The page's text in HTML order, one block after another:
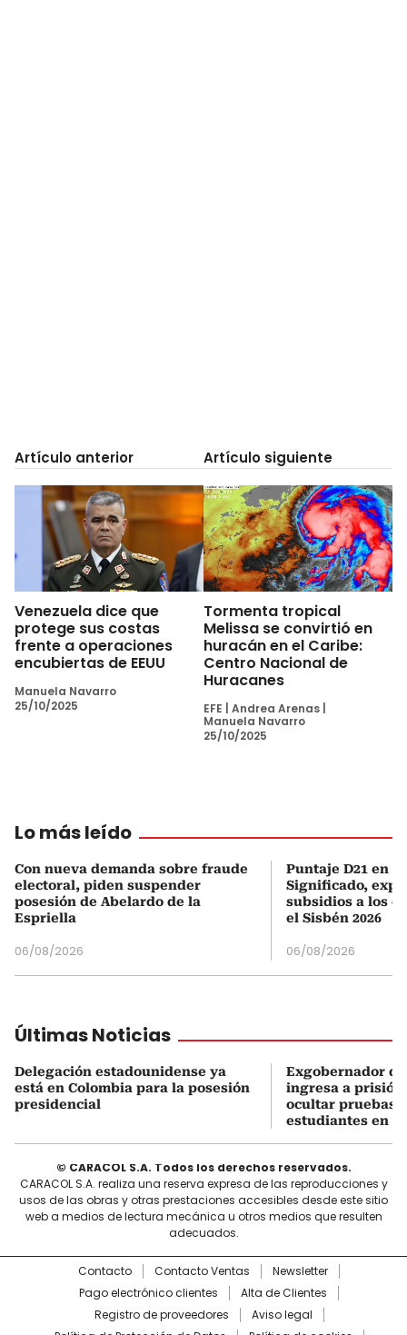
Artículo anterior
Venezuela dice que
protege sus costas
frente a operaciones
encubiertas de EEUU
Manuela Navarro
25/10/2025
Artículo siguiente
Tormenta tropical
Melissa se convirtió en
huracán en el Caribe:
Centro Nacional de
Huracanes
EFE Andrea Arenas
Manuela Navarro
25/10/2025
Lo más leído
Con nueva demanda sobre fraude
electoral, piden suspender
posesión de Abelardo de la
Espriella
06/08/2026
Puntaje D21 en
Significado,
subsidios a los
el Sisbén 2026
06/08/2026
Últimas Noticias
Delegación estadounidense ya
está en Colombia para la posesión
presidencial
Exgobernador
ingresa a prisión
ocultar pruebas
estudiantes en
© CARACOL S.A. Todos los derechos reservados.
CARACOL S.A. realiza una reserva expresa de las reproducciones y
usos de las obras y otras prestaciones accesibles desde este sitio
web a medios de lectura mecánica u otros medios que resulten
adecuados.
Contacto Contacto Ventas
Newsletter
Pago electrónico clientes
Alta de Clientes
Registro de proveedores
Aviso legal